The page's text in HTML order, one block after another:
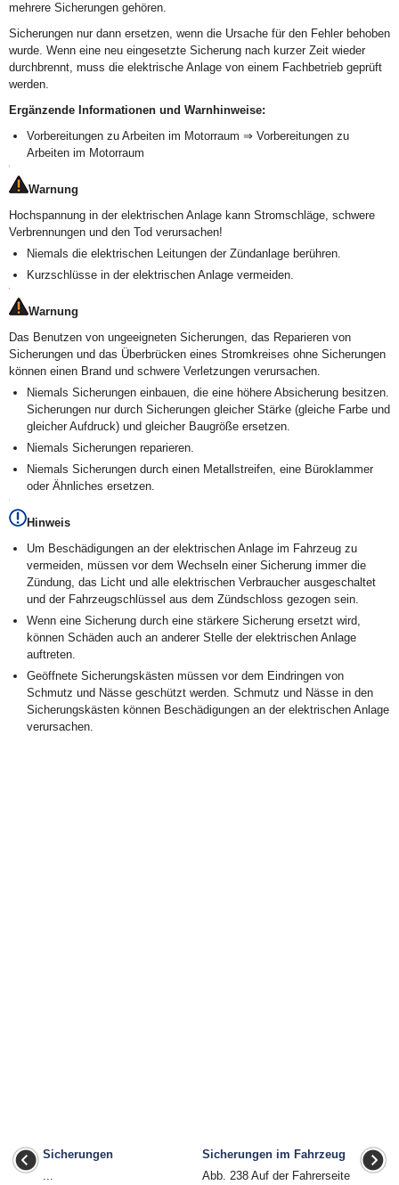
mehrere Sicherungen gehören.
Sicherungen nur dann ersetzen, wenn die Ursache für den Fehler behoben
wurde. Wenn eine neu eingesetzte Sicherung nach kurzer Zeit wieder
durchbrennt, muss die elektrische Anlage von einem Fachbetrieb geprüft
werden.
Ergänzende Informationen und Warnhinweise:
Vorbereitungen zu Arbeiten im Motorraum ⇒ Vorbereitungen zu
Arbeiten im Motorraum
Warnung
Hochspannung in der elektrischen Anlage kann Stromschläge, schwere
Verbrennungen und den Tod verursachen!
Niemals die elektrischen Leitungen der Zündanlage berühren.
Kurzschlüsse in der elektrischen Anlage vermeiden.
Warnung
Das Benutzen von ungeeigneten Sicherungen, das Reparieren von
Sicherungen und das Überbrücken eines Stromkreises ohne Sicherungen
können einen Brand und schwere Verletzungen verursachen.
Niemals Sicherungen einbauen, die eine höhere Absicherung besitzen.
Sicherungen nur durch Sicherungen gleicher Stärke (gleiche Farbe und
gleicher Aufdruck) und gleicher Baugröße ersetzen.
Niemals Sicherungen reparieren.
Niemals Sicherungen durch einen Metallstreifen, eine Büroklammer
oder Ähnliches ersetzen.
Hinweis
Um Beschädigungen an der elektrischen Anlage im Fahrzeug zu
vermeiden, müssen vor dem Wechseln einer Sicherung immer die
Zündung, das Licht und alle elektrischen Verbraucher ausgeschaltet
und der Fahrzeugschlüssel aus dem Zündschloss gezogen sein.
Wenn eine Sicherung durch eine stärkere Sicherung ersetzt wird,
können Schäden auch an anderer Stelle der elektrischen Anlage
auftreten.
Geöffnete Sicherungskästen müssen vor dem Eindringen von
Schmutz und Nässe geschützt werden. Schmutz und Nässe in den
Sicherungskästen können Beschädigungen an der elektrischen Anlage
verursachen.
Sicherungen
...
Sicherungen im Fahrzeug
Abb. 238 Auf der Fahrerseite